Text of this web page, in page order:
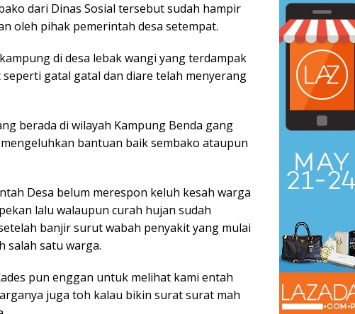
dari Dinas Sosial tersebut sudah hampir
oleh pihak pemerintah desa setempat.
di desa lebak wangi yang terdampak
gatal gatal dan diare telah menyerang
berada di wilayah Kampung Benda gang
bantuan baik sembako ataupun
Desa belum merespon keluh kesah warga
lalu walaupun curah hujan sudah
banjir surut wabah penyakit yang mulai
salah satu warga.
pun enggan untuk melihat kami entah
juga toh kalau bikin surat surat mah